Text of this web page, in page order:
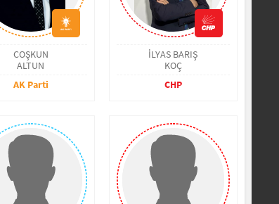
COŞKUN
ALTUN
AK Parti
İLYAS BARIŞ
KOÇ
CHP